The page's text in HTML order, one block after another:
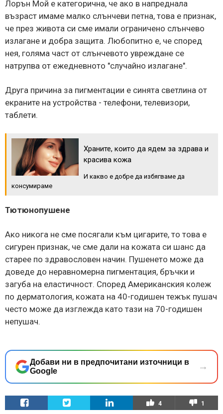
Лорън Мой е категорична, че ако в напреднала
възраст имаме малко слънчеви петна, това е признак,
че през живота си сме имали ограничено слънчево
излагане и добра защита. Любопитно е, че според
нея, голяма част от слънчевото увреждане се
натрупва от ежедневното "случайно излагане".
Друга причина за пигментации е синята светлина от
екраните на устройства - телефони, телевизори,
таблети.
Храните, които да ядем за здрава и
красива кожа
И какво е добре да избягваме да
консумираме
Тютюнопушене
Ако никога не сме посягали към цигарите, то това е
сигурен признак, че сме дали на кожата си шанс да
старее по здравословен начин. Пушенето може да
доведе до неравномерна пигментация, бръчки и
загуба на еластичност. Според Американския колеж
по дерматология, кожата на 40-годишен тежък пушач
често може да изглежда като тази на 70-годишен
непушач.
Добави ни в предпочитани източници в
Google
→
4 1